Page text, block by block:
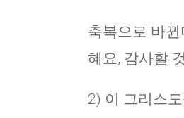
축복으로 바
혜요, 감사할
2) 이 그리스